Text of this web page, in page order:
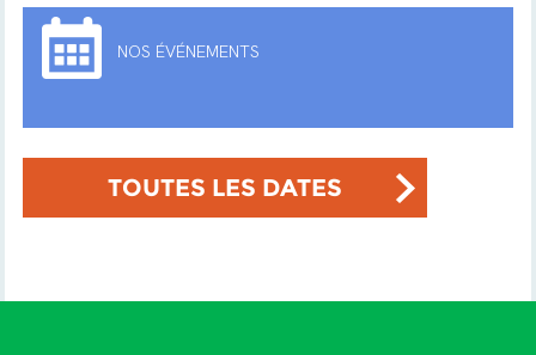
NOS ÉVÉNEMENTS
TOUTES LES DATES